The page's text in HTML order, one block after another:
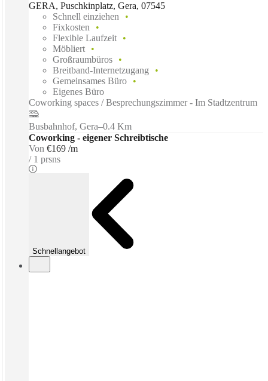
GERA, Puschkinplatz, Gera, 07545
Schnell einziehen
Fixkosten
Flexible Laufzeit
Möbliert
Großraumbüros
Breitband-Internetzugang
Gemeinsames Büro
Eigenes Büro
Coworking spaces / Besprechungszimmer - Im Stadtzentrum
Busbahnhof, Gera–0.4 Km
Coworking - eigener Schreibtische
Von €169 /m
1 prsns
Schnellangebot